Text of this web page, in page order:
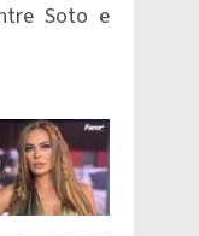
Soto e